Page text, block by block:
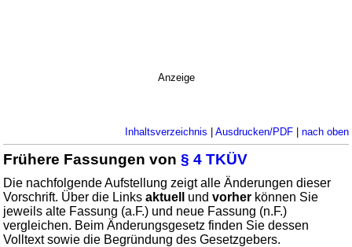
Anzeige
Inhaltsverzeichnis | Ausdrucken/PDF| nach oben
Frühere Fassungen von§ 4 TKÜV
Die nachfolgende Aufstellung zeigt alle Änderungen dieser
Vorschrift. Über die Linksaktuell undvorher können Sie
jeweils alte Fassung (a.F.) und neue Fassung (n.F.)
vergleichen. Beim Änderungsgesetz finden Sie dessen
Volltext sowie die Begründung des Gesetzgebers.